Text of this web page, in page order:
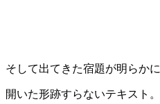
そして出てきた宿題が明らかに
開いた形跡すらないテキスト。